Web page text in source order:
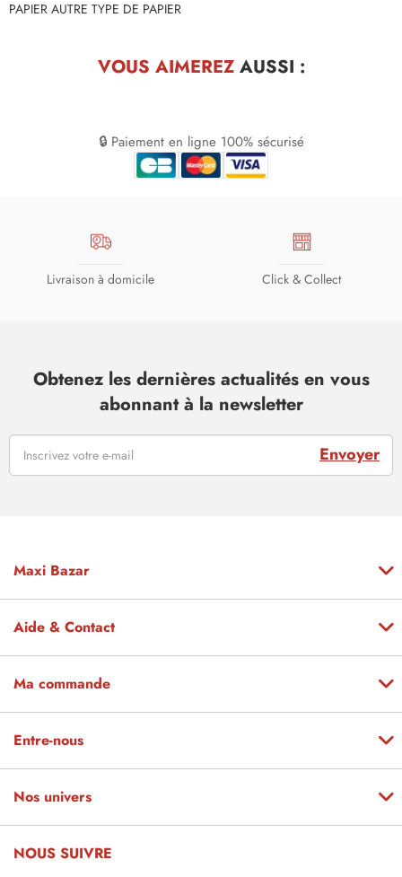
PAPIER AUTRE TYPE DE PAPIER
VOUS AIMEREZAUSSI :
🔒 Paiement en ligne 100% sécurisé
Livraison à domicile Click & Collect
Obtenez les dernières actualités en vous
abonnant à la newsletter
Envoyer
Maxi Bazar
Aide & Contact
Ma commande
Entre-nous
Nos univers
NOUS SUIVRE